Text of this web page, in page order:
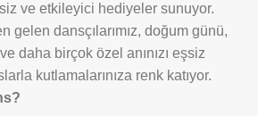
ve etkileyici hediyeler sunuyor.
gelen dansçılarımız, doğum günü,
daha birçok özel anınızı eşsiz
kutlamalarınıza renk katıyor.